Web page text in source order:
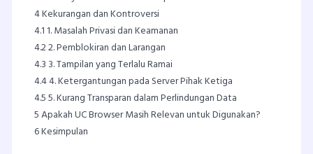
4Kekurangan dan Kontroversi
4.11. Masalah Privasi dan Keamanan
4.22. Pemblokiran dan Larangan
4.3 3. Tampilan yang Terlalu Ramai
4.44. Ketergantungan pada Server Pihak Ketiga
4.55. Kurang Transparan dalam Perlindungan Data
5Apakah UC Browser Masih Relevan untuk Digunakan?
6Kesimpulan